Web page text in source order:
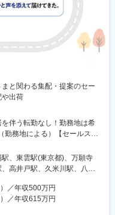
(北海道)、丸亀駅、和田町
重県)、勝川駅、中山駅(神
桜ケ丘駅、倉見駅、海老名
島市役所前駅、木ノ下駅、本
典駅、京成高砂駅、社家駅、
小牧駅、下麻生駅、園田
賀県)、石山寺駅、黄檗駅(奈
、宝塚駅、島氏永駅、北朝
駅(兵庫県)、東青山駅(三重
、神谷町駅、高尾駅(東京
、虎ノ門駅、程久保駅、代々
、福井駅(福井県)、明大前
、高速神戸駅、越中島駅、小
小山駅、名古屋駅、塩釜口
ー)、本駒込駅、東長崎駅、
と関わる集配・提案のセー
や出荷
伴う転勤なし！勤務地は希
務地による）【セールスド
ー】■関東エリア東京、埼
■東海エリア愛知、三重、岐
山梨■北陸エリア石川、福
島、広島、島根、岡山、山
分、佐賀、熊本、鹿児島、沖
、東雲駅(東京都)、万願寺
高井戸駅、久米川駅、八王
駅、高座渋谷駅、踊場駅、新
蔵新城駅、相模大野駅、秦
／年収500万円
／年収615万円